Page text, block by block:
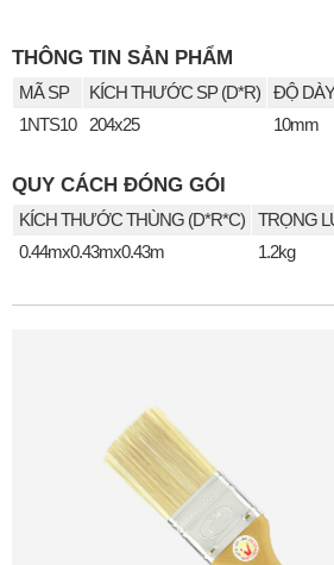
THÔNG TIN SẢN PHẨM
MÃ SP KÍCH THƯỚC SP (D*R) ĐỘ
1NTS10
204x25 10mm
QUY CÁCH ĐÓNG GÓI
KÍCH THƯỚC THÙNG (D*R*C) TRỌNG
0.44mx0.43mx0.43m
1.2kg